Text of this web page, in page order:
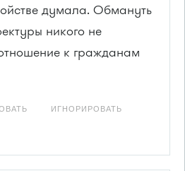
думала. Обмануть
никого не
к гражданам
ИГНОРИРОВАТЬ